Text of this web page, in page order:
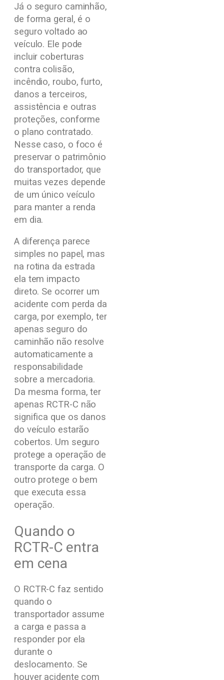
Já o seguro caminhão,
de forma geral, é o
seguro voltado ao
veículo. Ele pode
incluir coberturas
contra colisão,
incêndio, roubo, furto,
danos a terceiros,
assistência e outras
proteções, conforme
o plano contratado.
Nesse caso, o foco é
preservar o patrimônio
do transportador, que
muitas vezes depende
de um único veículo
para manter a renda
em dia.
A diferença parece
simples no papel, mas
na rotina da estrada
ela tem impacto
direto. Se ocorrer um
acidente com perda da
carga, por exemplo, ter
apenas seguro do
caminhão não resolve
automaticamente a
responsabilidade
sobre a mercadoria.
Da mesma forma, ter
apenas RCTR-C não
significa que os danos
do veículo estarão
cobertos. Um seguro
protege a operação de
transporte da carga. O
outro protege o bem
que executa essa
operação.
Quando o
RCTR-C entra
em cena
O RCTR-C faz sentido
quando o
transportador assume
a carga e passa a
responder por ela
durante o
deslocamento. Se
houver acidente com